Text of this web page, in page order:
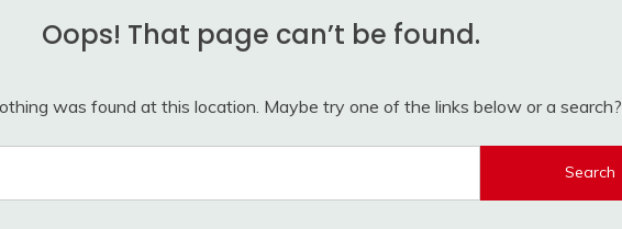
Oops! That page can’t be found.
was found at this location. Maybe try one of the links below or a search?